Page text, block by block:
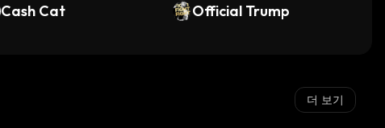
Cash Cat Official Trump
더 보기